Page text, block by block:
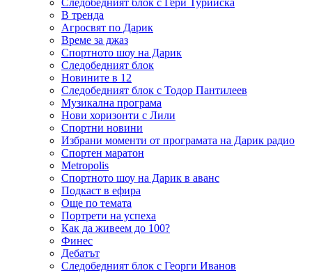
Следобедният блок с Гери Турийска
В тренда
Агросвят по Дарик
Време за джаз
Спортното шоу на Дарик
Следобедният блок
Новините в 12
Следобедният блок с Тодор Пантилеев
Музикална програма
Нови хоризонти с Лили
Спортни новини
Избрани моменти от програмата на Дарик радио
Спортен маратон
Metropolis
Спортното шоу на Дарик в аванс
Подкаст в ефира
Още по темата
Портрети на успеха
Как да живеем до 100?
Финес
Дебатът
Следобедният блок с Георги Иванов